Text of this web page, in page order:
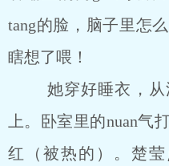
tang的脸，脑子里怎
瞎想了喂！
她穿好睡衣，从
上。卧室里的nuan气
红（被热的）。楚